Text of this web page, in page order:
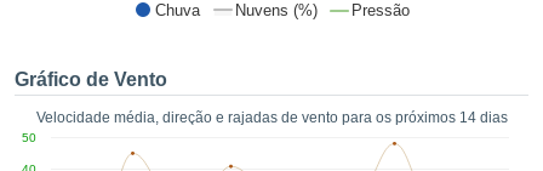
o
no
como
Chuva Nuvens (%) Pressão
Gráfico de Vento
Velocidade média, direção e rajadas de vento para os próximos 14 dias
50